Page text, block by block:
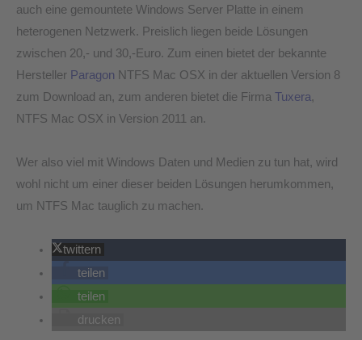
auch eine gemountete Windows Server Platte in einem
heterogenen Netzwerk. Preislich liegen beide Lösungen
zwischen 20,- und 30,-Euro. Zum einen bietet der bekannte
Hersteller Paragon NTFS Mac OSX in der aktuellen Version 8
zum Download an, zum anderen bietet die Firma Tuxera,
NTFS Mac OSX in Version 2011 an.
Wer also viel mit Windows Daten und Medien zu tun hat, wird
wohl nicht um einer dieser beiden Lösungen herumkommen,
um NTFS Mac tauglich zu machen.
twittern
teilen
teilen
drucken